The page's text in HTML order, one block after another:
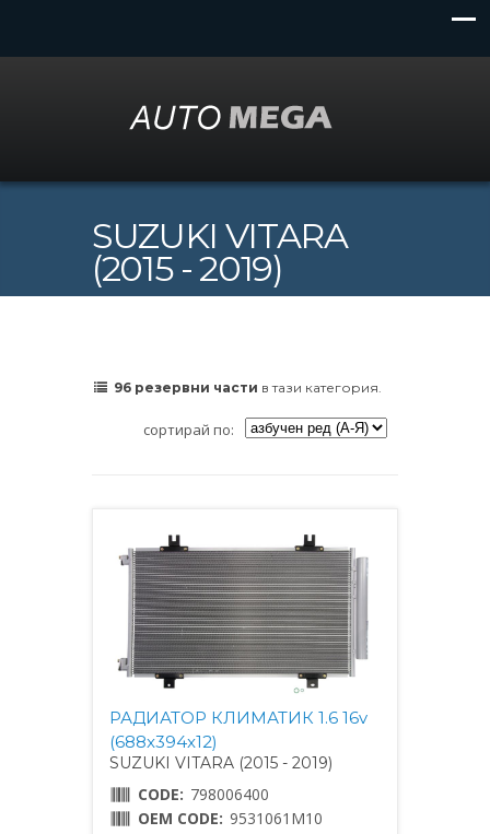
SUZUKI VITARA
(2015 - 2019)
96 резервни части в тази категория.
сортирай по:
РАДИАТОР КЛИМАТИК 1.6 16v
(688x394x12)
SUZUKI VITARA (2015 - 2019)
CODE: 798006400
OEM CODE: 9531061M10